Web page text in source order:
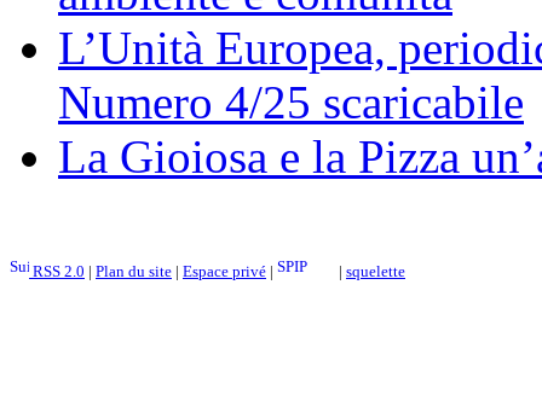
L’Unità Europea,
Numero 4/25 scaricabile
La Gioiosa e la Pizza
RSS 2.0 | Plan du site | Espace privé | | squelette